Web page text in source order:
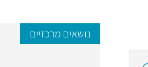
נושאים מרכזיים